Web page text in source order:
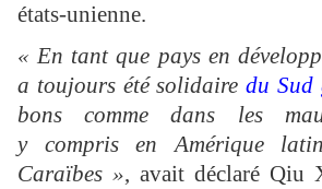
états-unienne.
« En tant que pays en
a toujours été solidaire du Sud
bons comme dans les
y compris en Amérique
Caraïbes », avait déclaré Qiu